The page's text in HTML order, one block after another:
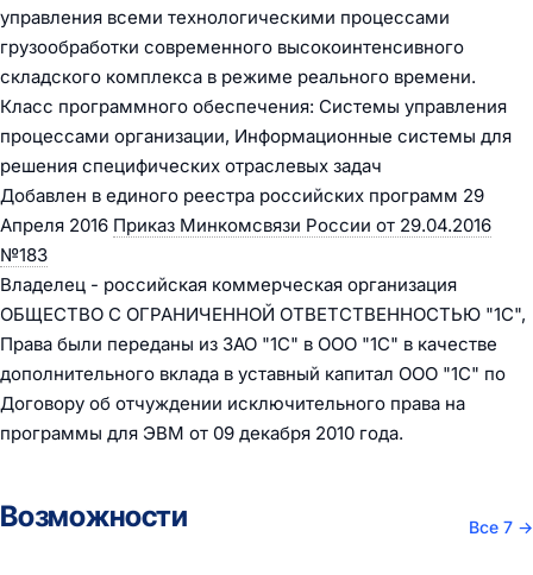
управления всеми технологическими процессами
грузообработки современного высокоинтенсивного
складского комплекса в режиме реального времени.
Класс программного обеспечения: Системы управления
процессами организации, Информационные системы для
решения специфических отраслевых задач
Добавлен в единого реестра российских программ 29
Апреля 2016 Приказ Минкомсвязи России от 29.04.2016
№183
Владелец - российская коммерческая организация
ОБЩЕСТВО С ОГРАНИЧЕННОЙ ОТВЕТСТВЕННОСТЬЮ "1С",
Права были переданы из ЗАО "1С" в ООО "1С" в качестве
дополнительного вклада в уставный капитал ООО "1С" по
Договору об отчуждении исключительного права на
программы для ЭВМ от 09 декабря 2010 года.
Возможности Все 7 →